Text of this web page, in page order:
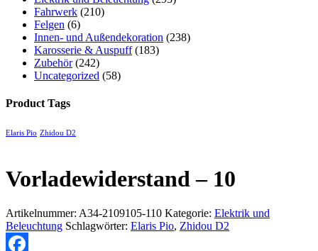
Fahrwerk (210)
Felgen (6)
Innen- und Außendekoration (238)
Karosserie & Auspuff (183)
Zubehör (242)
Uncategorized (58)
Product Tags
Elaris Pio Zhidou D2
Vorladewiderstand – 10
Artikelnummer: A34-2109105-110 Kategorie: Elektrik und
Beleuchtung Schlagwörter: Elaris Pio, Zhidou D2